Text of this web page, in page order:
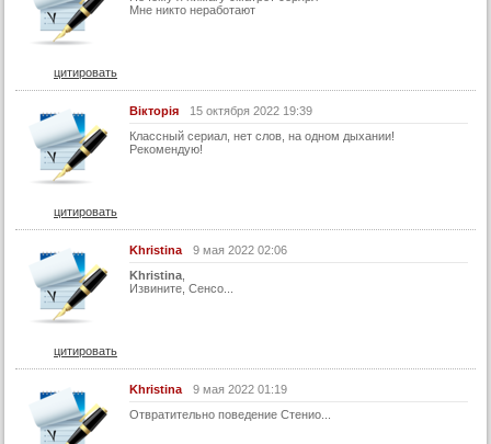
41 серия
43 серия
44 серия
45 серия
46 серия
47 серия
49 серия
50 серия
52 серия
53 серия
54 серия
Мне никто неработают
цитировать
Вікторія
15 октября 2022 19:39
Классный сериал, нет слов, на одном дыхании!
Рекомендую!
цитировать
Khristina
9 мая 2022 02:06
Khristina
Извините, Сенсо...
цитировать
Khristina
9 мая 2022 01:19
Отвратительно поведение Стенио...